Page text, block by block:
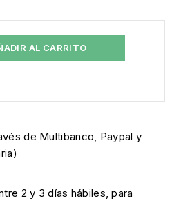
AL CARRITO
de Multibanco, Paypal y
2 y 3 días hábiles, para